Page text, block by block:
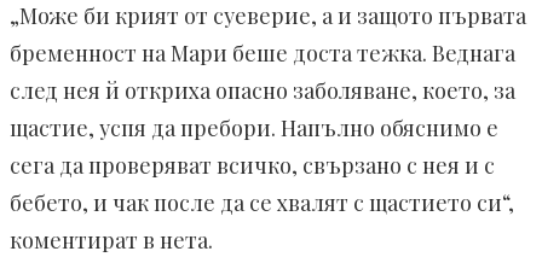
„Може би крият от суеверие, а и защото първата
бременност на Мари беше доста тежка. Веднага
след нея й откриха опасно заболяване, което, за
щастие, успя да пребори. Напълно обяснимо е
сега да проверяват всичко, свързано с нея и с
бебето, и чак после да се хвалят с щастието си“,
коментират в нета.